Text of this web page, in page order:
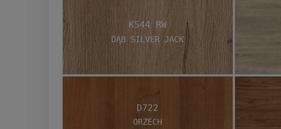
Dąb Silver Jack
K544 RW
Orzech
D722